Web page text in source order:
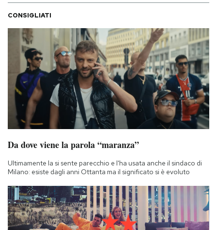
CONSIGLIATI
Da dove viene la parola “maranza”
Ultimamente la si sente parecchio e l'ha usata anche il sindaco di
Milano: esiste dagli anni Ottanta ma il significato si è evoluto